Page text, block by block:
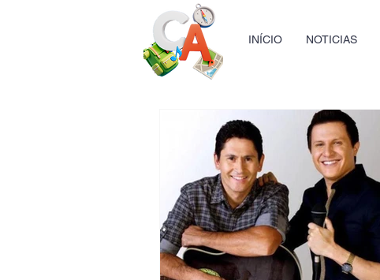
INÍCIO NOTICIAS